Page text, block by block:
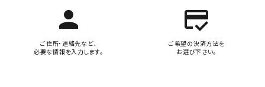
person
ご住所・連絡先など、
必要な情報を入力します。
credit_score
ご希望の決済方法を
お選び下さい。